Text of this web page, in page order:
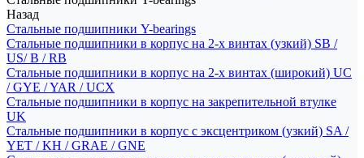
Назад
Стальные подшипники Y-bearings
Стальные подшипники в корпус на 2-х винтах (узкий) SB /
US/ B / RB
Стальные подшипники в корпус на 2-х винтах (широкий) UC
/ GYE / YAR / UCX
Стальные подшипники в корпус на закрепительной втулке
UK
Стальные подшипники в корпус с эксцентриком (узкий) SA /
YET / KH / GRAE / GNE